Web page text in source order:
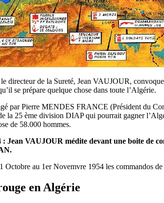
directeur de la Sureté, Jean VAUJOUR,
se prépare quelque chose dans toute l’Algérie.
par Pierre MENDES FRANCE (Président du
la 25 ème division DIAP qui pourrait gagner
de 58.000 hommes.
: Jean VAUJOUR médite devant une boite de
Octobre au 1er Novemvre 1954 les commandos
en Algérie